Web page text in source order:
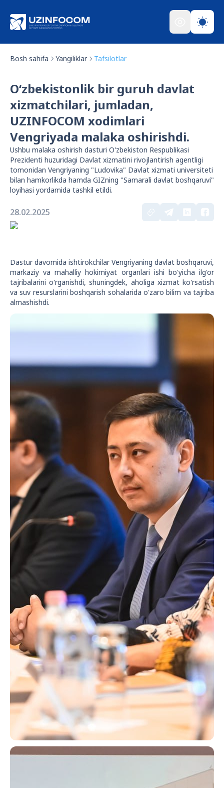
Bosh sahifa Yangiliklar Tafsilotlar
O‘zbekistonlik bir guruh davlat
xizmatchilari, jumladan,
UZINFOCOM xodimlari
Vengriyada malaka oshirishdi.
Ushbu malaka oshirish dasturi O'zbekiston Respublikasi
Prezidenti huzuridagi Davlat xizmatini rivojlantirish agentligi
tomonidan Vengriyaning "Ludovika" Davlat xizmati universiteti
bilan hamkorlikda hamda GIZning "Samarali davlat boshqaruvi"
loyihasi yordamida tashkil etildi.
28.02.2025
Dastur davomida ishtirokchilar Vengriyaning davlat boshqaruvi,
markaziy va mahalliy hokimiyat organlari ishi bo'yicha ilg'or
tajribalarini o'rganishdi, shuningdek, aholiga xizmat ko'rsatish
va suv resurslarini boshqarish sohalarida o'zaro bilim va tajriba
almashishdi.